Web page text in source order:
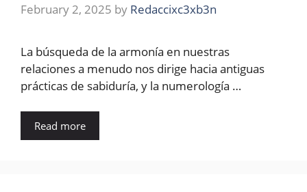
February 2, 2025 by Redaccixc3xb3n
La búsqueda de la armonía en nuestras
relaciones a menudo nos dirige hacia antiguas
prácticas de sabiduría, y la numerología …
Read more